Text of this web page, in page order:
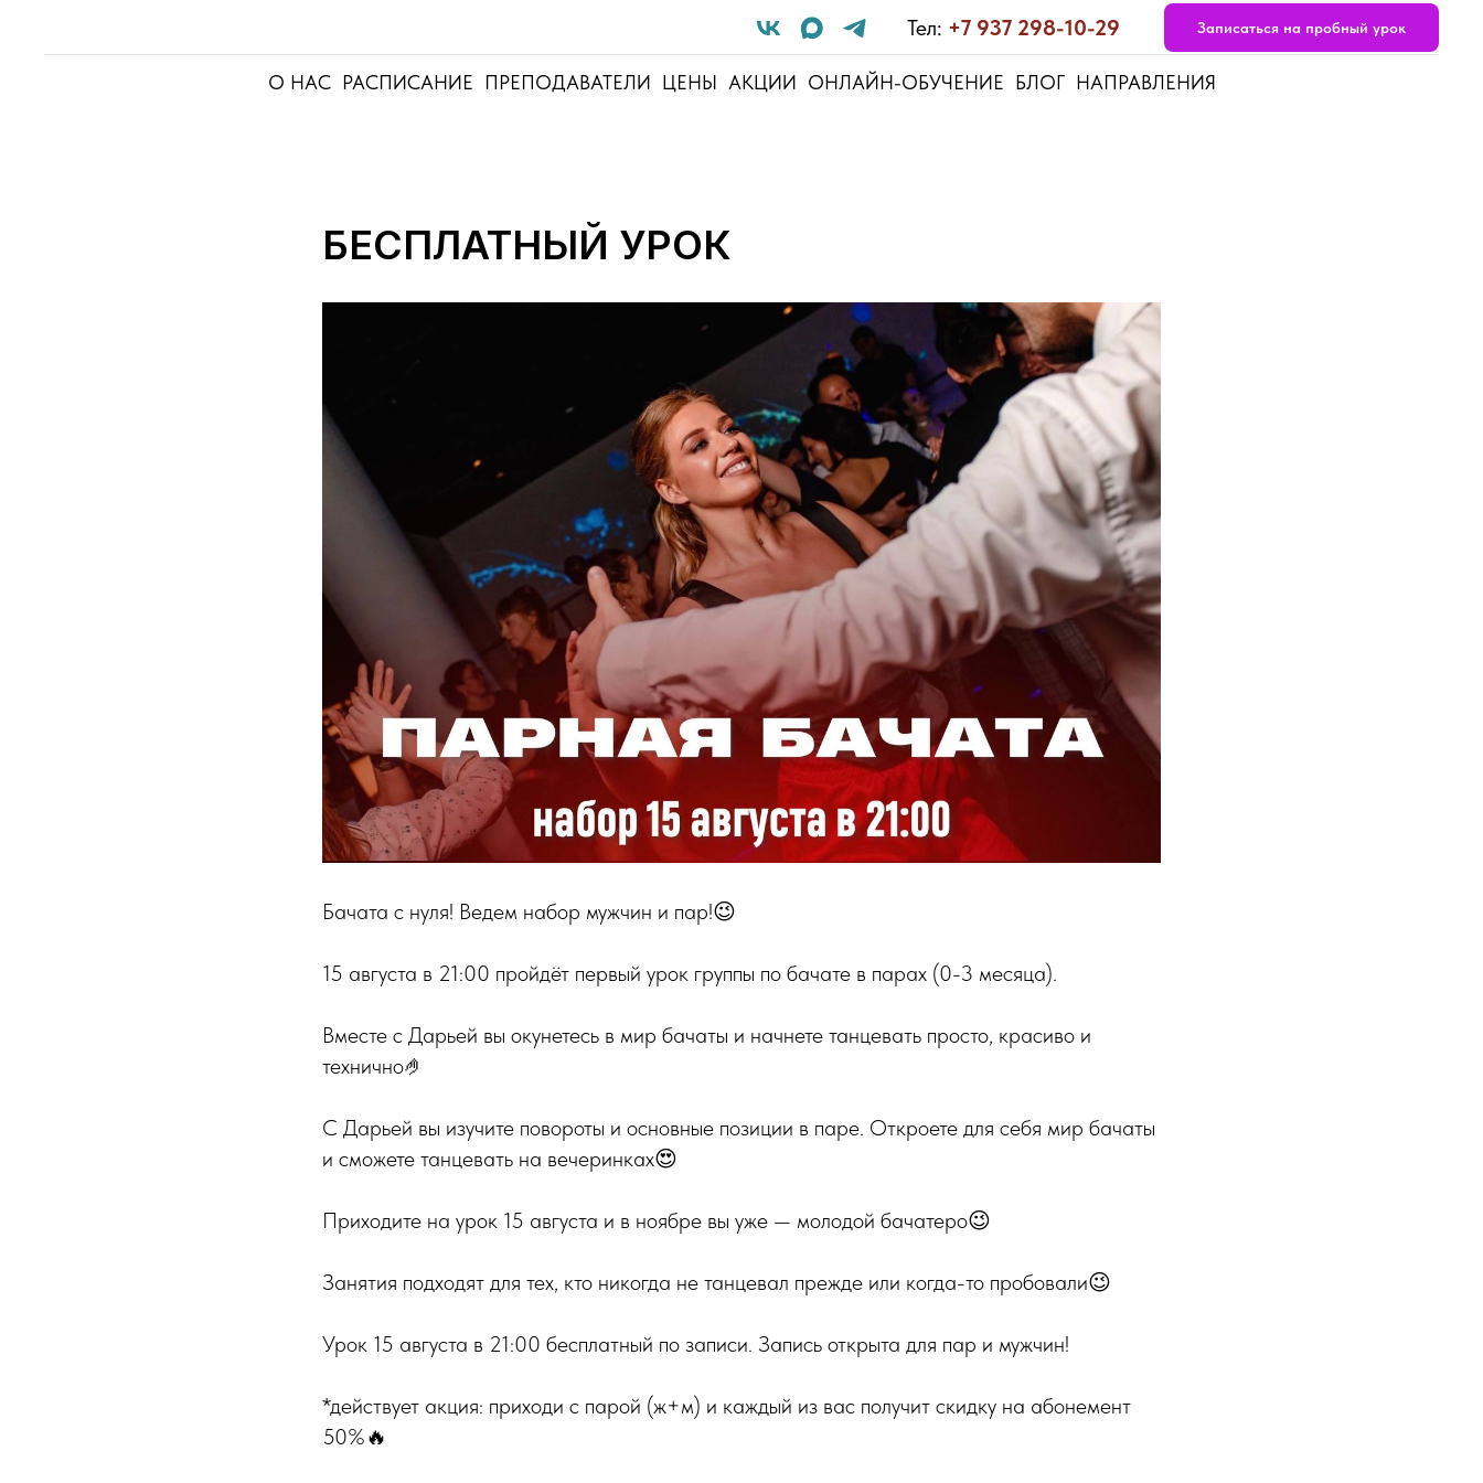
Тел: +7 937 298-10-29 Записаться на пробный урок
О НАС РАСПИСАНИЕ ПРЕПОДАВАТЕЛИ ЦЕНЫ АКЦИИ ОНЛАЙН-ОБУЧЕНИЕ БЛОГ НАПРАВЛЕНИЯ
БЕСПЛАТНЫЙ УРОК
Бачата с нуля! Ведем набор мужчин и пар!😉
15 августа в 21:00 пройдёт первый урок группы по бачате в парах (0-3 месяца).
Вместе с Дарьей вы окунетесь в мир бачаты и начнете танцевать просто, красиво и
технично🤌
С Дарьей вы изучите повороты и основные позиции в паре. Откроете для себя мир бачаты
и сможете танцевать на вечеринках😍
Приходите на урок 15 августа и в ноябре вы уже — молодой бачатеро😉
Занятия подходят для тех, кто никогда не танцевал прежде или когда-то пробовали😉
Урок 15 августа в 21:00 бесплатный по записи. Запись открыта для пар и мужчин!
*действует акция: приходи с парой (ж+м) и каждый из вас получит скидку на абонемент
50%🔥